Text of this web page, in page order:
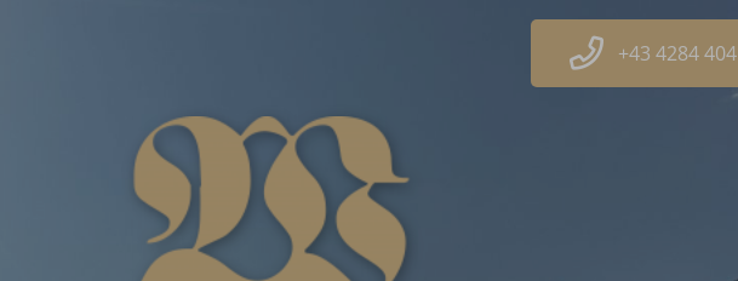
+43 4284 404